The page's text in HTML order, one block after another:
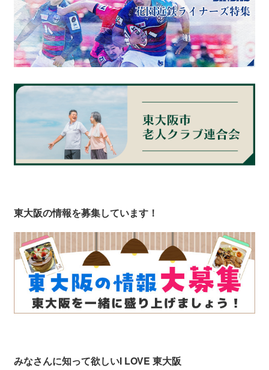
東大阪の情報を募集しています！
みなさんに知って欲しいI LOVE 東大阪